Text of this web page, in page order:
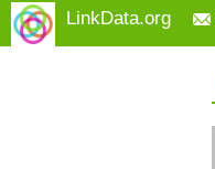
LinkData.org